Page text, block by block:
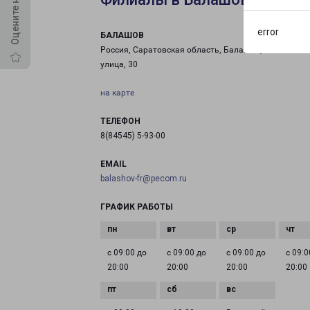
error
БАЛАШОВ
Россия, Саратовская область, Балашов, Шоссейная
улица, 30
на карте
ТЕЛЕФОН
8(84545) 5-93-00
EMAIL
balashov-fr@pecom.ru
ГРАФИК РАБОТЫ
с 09:00 до
20:00
с 09:00 до
20:00
с 09:00 до
20:00
с
20:00